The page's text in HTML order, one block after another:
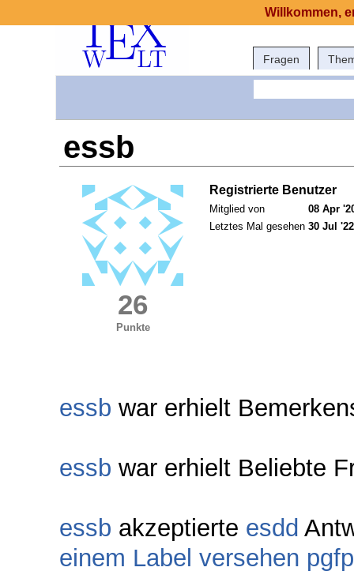
Fragen
essb
26
Punkte
Registrierte Benutzer
Mitglied von
08 Apr
Letztes Mal gesehen 30 Jul
essb war erhielt
essb war erhielt Beliebte
essb akzeptierte esdd
einem Label versehen
Willkommen,